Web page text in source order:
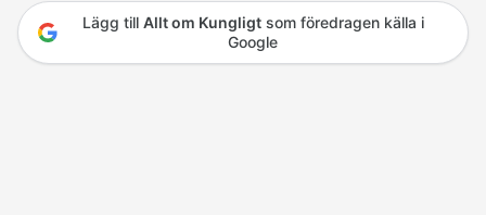
Lägg till Allt om Kungligtsom föredragen källa i
Google